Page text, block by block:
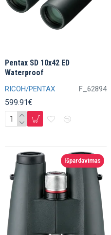
RICOH/PENTAX F_62894
Pentax SD 10x42 ED
Waterproof
599.91€
Išpardavimas